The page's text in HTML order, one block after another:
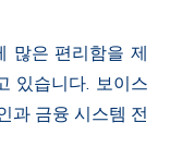
많은 편리함을 제
있습니다. 보이스
과 금융 시스템 전